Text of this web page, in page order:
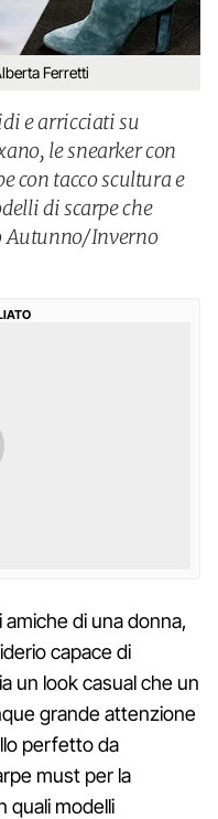
Ferretti
e arricciati su
le snearker con
con tacco scultura e
di scarpe che
Autunno/Inverno
di una donna,
capace di
un look casual che un
grande attenzione
perfetto da
must per la
quali modelli